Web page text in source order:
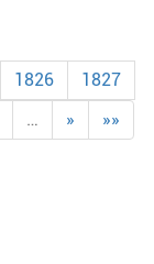
1826
1827
… » »»